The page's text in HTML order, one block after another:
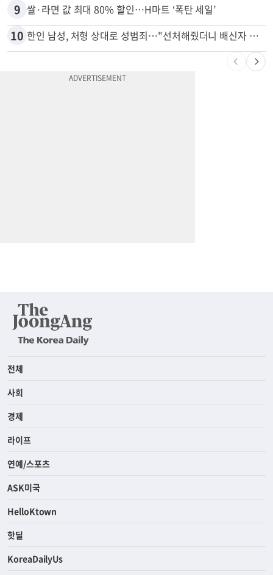
9 쌀·라면 값 최대 80% 할인…H마트 ‘폭탄 세일’
10 한인 남성, 처형 상대로 성범죄…"선처해줬더니 배신자 취급"
전체
사회
경제
라이프
연예/스포츠
ASK미국
HelloKtown
핫딜
KoreaDailyUs